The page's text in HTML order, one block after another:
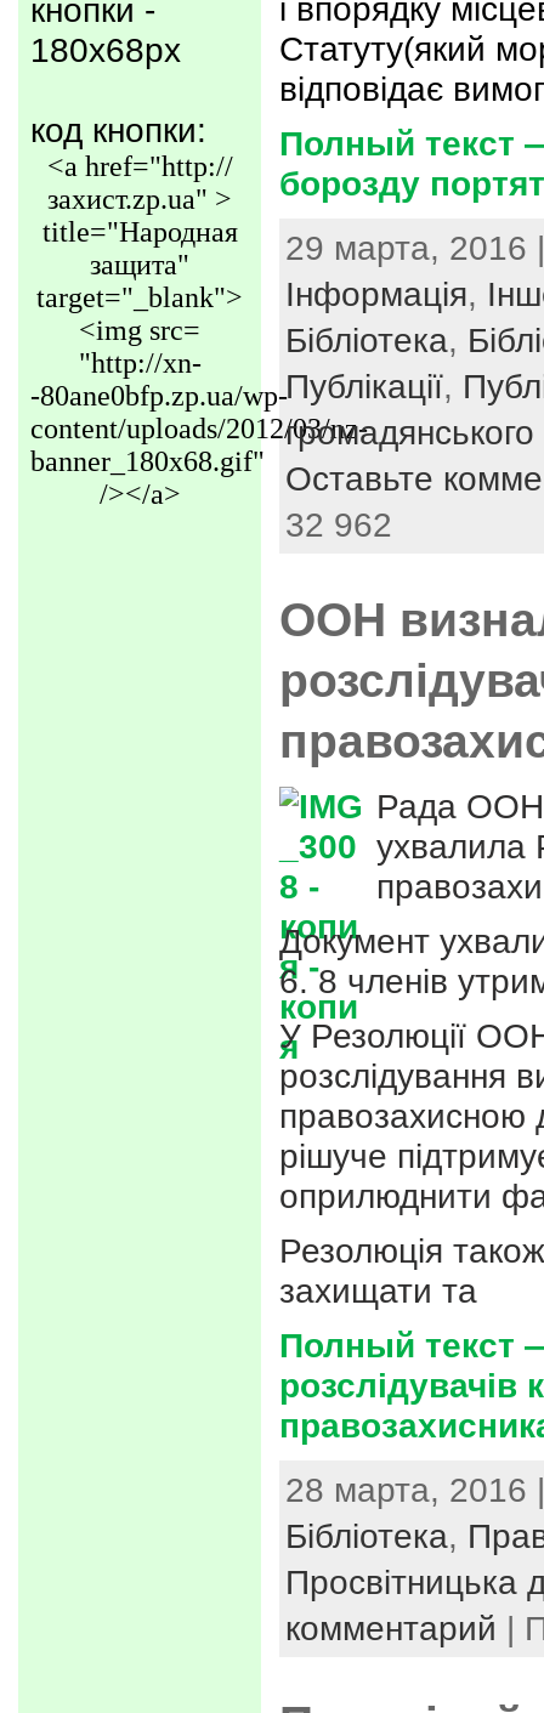
кнопки -
180x68px
код кнопки:
<a href="http://
захист.zp.ua" >
title="Народная
защита"
target="_blank">
<img src=
"http://xn-
-80ane0bfp.zp.ua/wp-
content/uploads/2012/03/nz-
banner_180x68.gif"
/></a>
і впорядку
Статуту(який
відповідає
Полный текст
борозду
29 марта, 2016
Інформація,
Бібліотека,
Публікації,
громадянського
Оставьте
32 962
ООН
Рада ООН
ухвалила
Документ
6. 8 членів
У Резолюції
розслідування
правозахисною
рішуче
оприлюднити
Резолюція
захищати та
Полный текст
розслідувачів
28 марта, 2016
Бібліотека,
Просвітницька
комментарий |